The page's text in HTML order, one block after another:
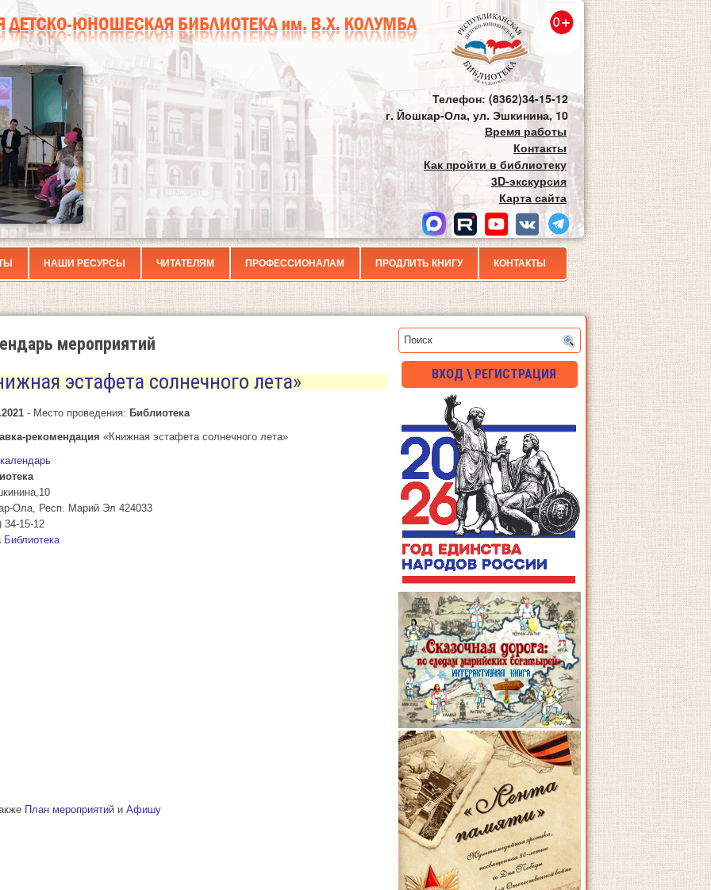
Телефон: (8362)34-15-12
г. Йошкар-Ола, ул. Эшкинина, 10
Время работы
Контакты
Как пройти в библиотеку
3D-экскурсия
Карта сайта
НАШИ РЕСУРСЫ ЧИТАТЕЛЯМ ПРОФЕССИОНАЛАМ ПРОДЛИТЬ КНИГУ КОНТАКТЫ
мероприятий
эстафета солнечного лета»
- Место проведения: Библиотека
рекомендация «Книжная эстафета солнечного лета»
Ола
Респ. Марий Эл 424033
34-15-12
Библиотека
План мероприятий и Афишу
ВХОД \ РЕГИСТРАЦИЯ